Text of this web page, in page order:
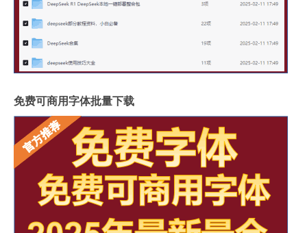
免费可商用字体批量下载